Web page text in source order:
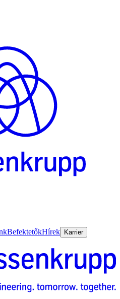
BefektetőkHírek Karrier